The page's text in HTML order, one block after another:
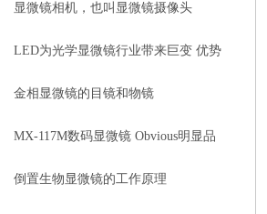
显微镜相机，也叫显微镜摄像头
LED为光学显微镜行业带来巨变 优势
比传统卤素更明显
金相显微镜的目镜和物镜
MX-117M数码显微镜 Obvious明显品
牌值得推荐
倒置生物显微镜的工作原理